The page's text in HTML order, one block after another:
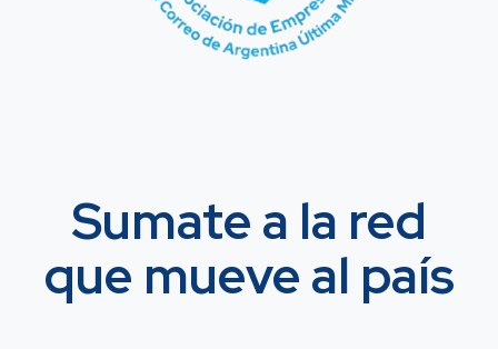
Sumate a la red
que mueve al país